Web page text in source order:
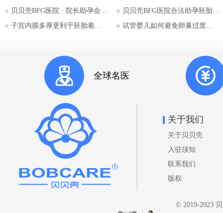
斯斯坦的法律框架值得深入探讨。
法律的核心要点，并特别关注单身
拉套大学附属BFG生殖妇产医院的
咨询信息。 核心要点一：吉尔吉
斯斯坦助孕法律概述 吉尔吉斯斯
《家庭法》、《公民健康保护法》
尔吉斯斯坦法律明确承认并规范了
助孕行为，包括商业助孕，允许委
托人向助孕母亲支付报酬。 亲权
认定： 法律明确规定，在签署合
子，其合法父母直接认定为委托
贝贝壳BFG医院 · 院长助孕会（济南站）
贝贝壳BFG医院合法助孕胚胎移植流程详解
子宫内膜多厚更利于胚胎着床？
试管婴儿如何避免卵巢过度刺激综合征
全球名医
关于我们
关于贝贝壳
入驻须知
联系我们
版权
© 2019-2023